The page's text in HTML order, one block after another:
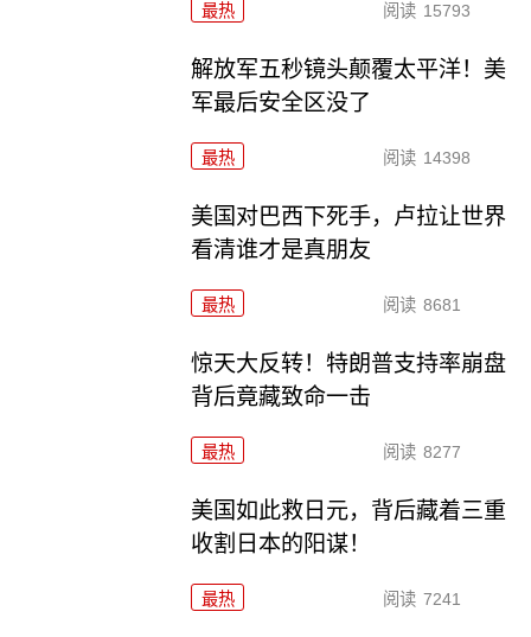
最热 阅读 15793
解放军五秒镜头颠覆太平洋！美
军最后安全区没了
最热 阅读 14398
美国对巴西下死手，卢拉让世界
看清谁才是真朋友
最热 阅读 8681
惊天大反转！特朗普支持率崩盘
背后竟藏致命一击
最热 阅读 8277
美国如此救日元，背后藏着三重
收割日本的阳谋！
最热 阅读 7241